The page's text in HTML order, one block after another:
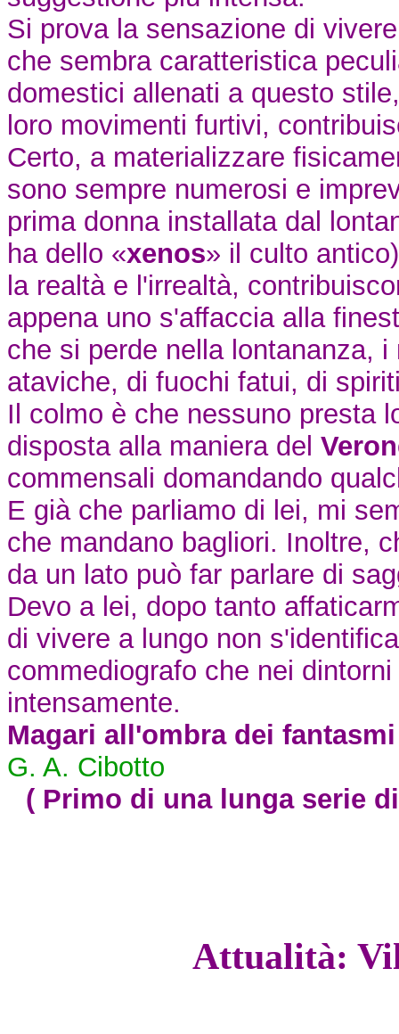
Si prova la sensazione di
che sembra caratteristica
domestici allenati a questo
loro movimenti furtivi,
Certo, a materializzare
sono sempre numerosi e
prima donna installata dal
ha dello «xenos» il culto
la realtà e l'irrealtà,
appena uno s'affaccia alla
che si perde nella lontananza,
ataviche, di fuochi fatui, di
Il colmo è che nessuno presta
disposta alla maniera del
commensali domandando
E già che parliamo di lei, mi
che mandano bagliori. Inoltre,
da un lato può far parlare di
Devo a lei, dopo tanto
di vivere a lungo non
commediografo che nei
intensamente.
Magari all'ombra dei
G. A. Cibotto
( Primo di una lunga serie
Attualità: